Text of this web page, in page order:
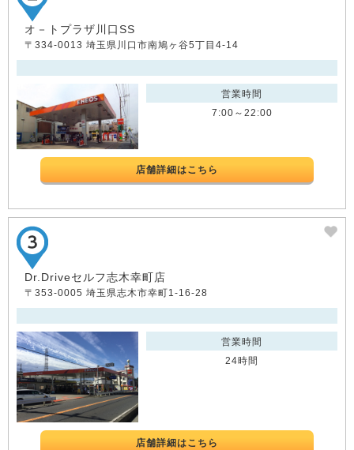
オ－トプラザ川口SS
〒334-0013 埼玉県川口市南鳩ヶ谷5丁目4-14
営業時間
7:00～22:00
店舗詳細はこちら
Dr.Driveセルフ志木幸町店
〒353-0005 埼玉県志木市幸町1-16-28
営業時間
24時間
店舗詳細はこちら